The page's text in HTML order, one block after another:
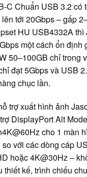
C Chuẩn USB 3.2 có
tới 20Gbps – gấp
HU USB4332A thì
một cách ổn định
50–100GB chỉ trong
đạt 5Gbps và USB
chục lần.
trợ xuất hình ảnh
DisplayPort Alt
cho 1 màn
so với các dòng cáp
hoặc 4K@30Hz –
thiết kế, trình chiếu